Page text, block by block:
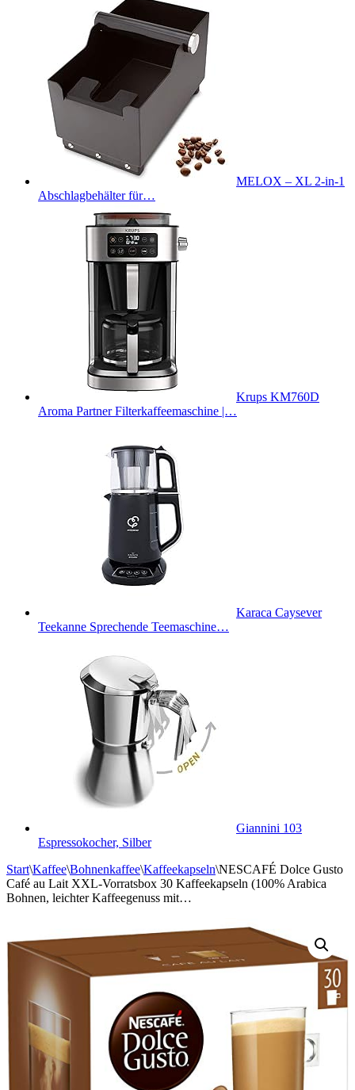
MELOX – XL 2-in-1
Abschlagbehälter für…
Krups KM760D
Aroma Partner Filterkaffeemaschine |…
Karaca Caysever
Teekanne Sprechende Teemaschine…
Giannini 103
Espressokocher, Silber
Start\Kaffee\Bohnenkaffee\Kaffeekapseln\NESCAFÉ Dolce Gusto
Café au Lait XXL-Vorratsbox 30 Kaffeekapseln (100% Arabica
Bohnen, leichter Kaffeegenuss mit…